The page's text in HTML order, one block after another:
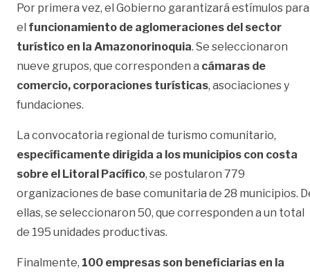
Por primera vez, el Gobierno garantizará estímulos para
el funcionamiento de aglomeraciones del sector
turístico en la Amazonorinoquia. Se seleccionaron
nueve grupos, que corresponden a cámaras de
comercio, corporaciones turísticas, asociaciones y
fundaciones.
La convocatoria regional de turismo comunitario,
específicamente dirigida a los municipios con costa
sobre el Litoral Pacífico, se postularon 779
organizaciones de base comunitaria de 28 municipios.
ellas, se seleccionaron 50, que corresponden a un total
de 195 unidades productivas.
Finalmente, 100 empresas son beneficiarias en la